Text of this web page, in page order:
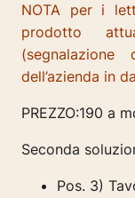
NOTA per i
prodotto
(segnalazione
dell’azienda in
PREZZO:190 a
Seconda
Pos. 3)